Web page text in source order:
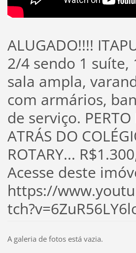
ALUGADO!!!!
2/4 sendo 1 suíte,
sala ampla,
com armários,
de serviço. PERTO
ATRÁS DO
ROTARY...
Acesse deste
https://
A galeria de fotos está vazia.